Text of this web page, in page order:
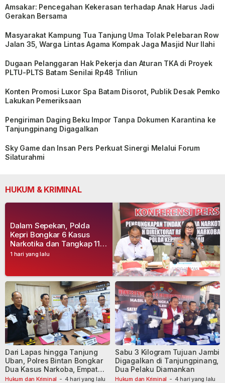
Amsakar: Pencegahan Kekerasan terhadap Anak Harus Jadi
Gerakan Bersama
Masyarakat Kampung Tua Tanjung Uma Tolak Pelebaran Row
Jalan 35, Warga Lintas Agama Kompak Jaga Masjid Nur Ilahi
Dugaan Pelanggaran Hak Pekerja dan Aturan TKA di Proyek
PLTU-PLTS Batam Senilai Rp48 Triliun
Konten Promosi Luxor Spa Batam Disorot, Publik Desak Pemko
Lakukan Pemeriksaan
Pengiriman Daging Beku Impor Tanpa Dokumen Karantina ke
Tanjungpinang Digagalkan
Sky Game dan Insan Pers Perkuat Sinergi Melalui Forum
Silaturahmi
HUKUM & KRIMINAL
1 hari yang lalu
Dalam Sepekan, Polda
Kepri Bongkar 6 Kasus
Narkotika dan Tangkap 11
Tersangka
Hukum dan Kriminal - 4 hari yang lalu
Dari Lapas hingga Tanjung
Uban, Polres Bintan Bongkar
Dua Kasus Narkoba, Empat
Tersangka Dibekuk
Hukum dan Kriminal - 4 hari yang lalu
Sabu 3 Kilogram Tujuan Jambi
Digagalkan di Tanjungpinang,
Dua Pelaku Diamankan